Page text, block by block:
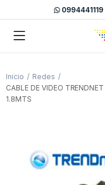
0994441119
Inicio
Redes
CABLE DE VIDEO
1.8MTS